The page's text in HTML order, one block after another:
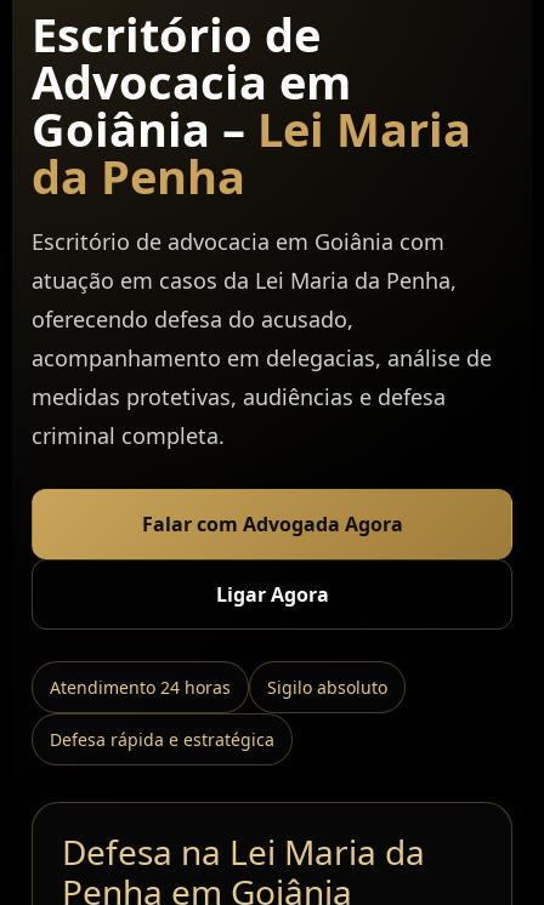
Escritório de
Advocacia em
Goiânia – Lei Maria
da Penha
Escritório de advocacia em Goiânia com
atuação em casos da Lei Maria da Penha,
oferecendo defesa do acusado,
acompanhamento em delegacias, análise de
medidas protetivas, audiências e defesa
criminal completa.
Falar com Advogada Agora
Ligar Agora
Atendimento 24 horas Sigilo absoluto
Defesa rápida e estratégica
Defesa na Lei Maria da
Penha em Goiânia